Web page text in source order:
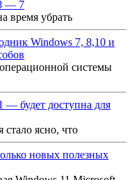
— 7
время убрать
Windows 7, 8,10 и
системы
будет доступна для
ясно, что
новых полезных